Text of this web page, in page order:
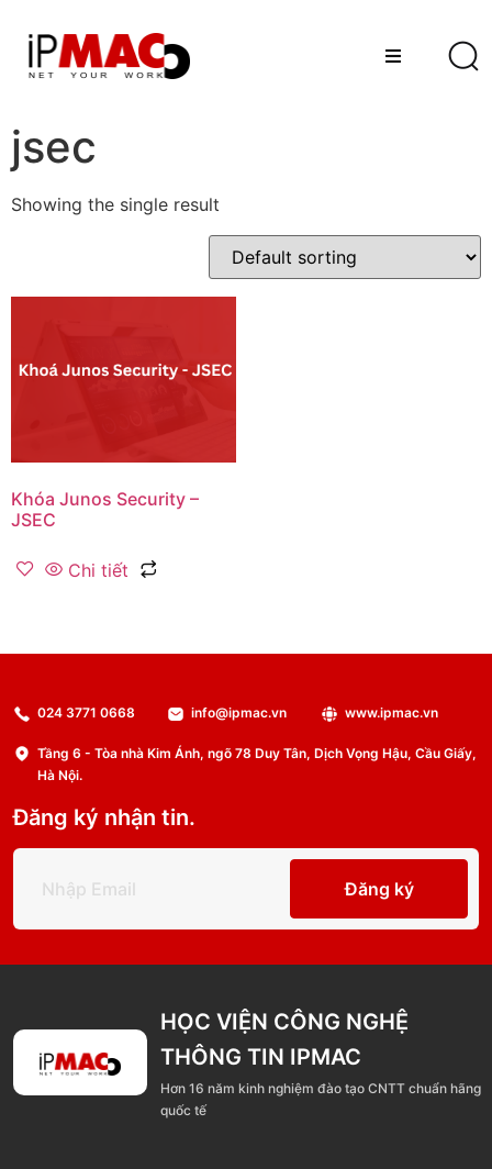
jsec
Showing the single result
Khóa Junos Security –
JSEC
Chi tiết
024 3771 0668 info@ipmac.vn www.ipmac.vn
Tầng 6 - Tòa nhà Kim Ánh, ngõ 78 Duy Tân, Dịch Vọng Hậu, Cầu Giấy,
Hà Nội.
Đăng ký nhận tin.
Đăng ký
HỌC VIỆN CÔNG NGHỆ
THÔNG TIN IPMAC
Hơn 16 năm kinh nghiệm đào tạo CNTT chuẩn hãng
quốc tế